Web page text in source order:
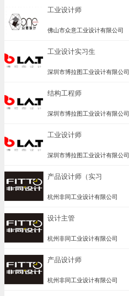
工业设计师
佛山市众意工业设计有限公司
工业设计实习生
深圳市博拉图工业设计有限公司
结构工程师
深圳市博拉图工业设计有限公司
工业设计师
深圳市博拉图工业设计有限公司
产品设计师（实习
杭州非同工业设计有限公司
设计主管
杭州非同工业设计有限公司
产品设计师
杭州非同工业设计有限公司